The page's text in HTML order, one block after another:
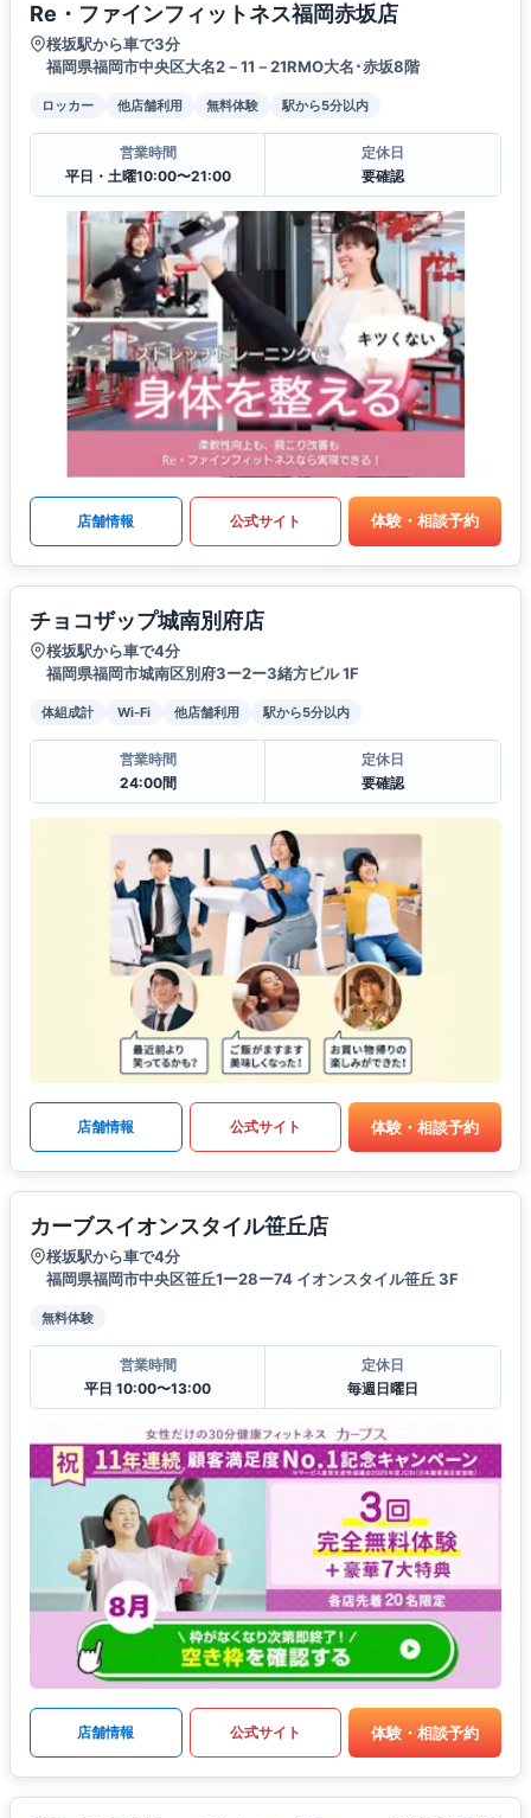
Re・ファインフィットネス福岡赤坂店
桜坂駅から車で3分
福岡県福岡市中央区大名2－11－21RMO大名･赤坂8階
ロッカー 他店舗利用 無料体験 駅から5分以内
営業時間
平日・土曜10:00〜21:00
定休日
要確認
店舗情報 公式サイト 体験・相談予約
チョコザップ城南別府店
桜坂駅から車で4分
福岡県福岡市城南区別府3ー2ー3緒方ビル 1F
体組成計 Wi-Fi 他店舗利用 駅から5分以内
営業時間
24:00間
定休日
要確認
店舗情報 公式サイト 体験・相談予約
カーブスイオンスタイル笹丘店
桜坂駅から車で4分
福岡県福岡市中央区笹丘1ー28ー74 イオンスタイル笹丘 3F
無料体験
営業時間
平日 10:00〜13:00
定休日
毎週日曜日
店舗情報 公式サイト 体験・相談予約